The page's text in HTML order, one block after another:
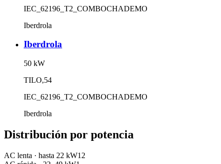
IEC_62196_T2_COMBOCHADEMO
Iberdrola
Iberdrola
50 kW
TILO,54
IEC_62196_T2_COMBOCHADEMO
Iberdrola
Distribución por potencia
AC lenta · hasta 22 kW12